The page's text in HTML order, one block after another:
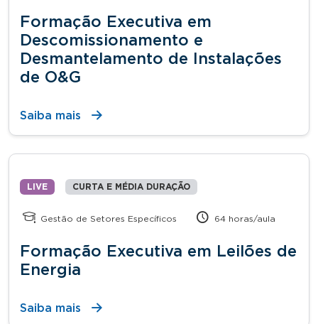
Formação Executiva em
Descomissionamento e
Desmantelamento de Instalações
de O&G
Saiba mais
LIVE CURTA E MÉDIA DURAÇÃO
Gestão de Setores Específicos 64 horas/aula
Formação Executiva em Leilões de
Energia
Saiba mais